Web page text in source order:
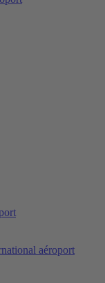
aéroport